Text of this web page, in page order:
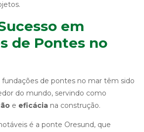
em
de Pontes no
fundações de pontes no mar têm sido
do mundo, servindo como
e eficácia na construção.
é a ponte Oresund, que